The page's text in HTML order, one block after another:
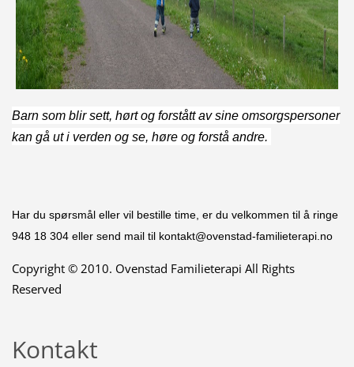
Barn som blir sett, hørt og forstått av sine omsorgspersoner
kan gå ut i verden og se, høre og forstå andre.
Har du spørsmål eller vil bestille time, er du velkommen til å ringe
948 18 304 eller send mail til kontakt@ovenstad-familieterapi.no
Copyright © 2010. Ovenstad Familieterapi All Rights
Reserved
Kontakt